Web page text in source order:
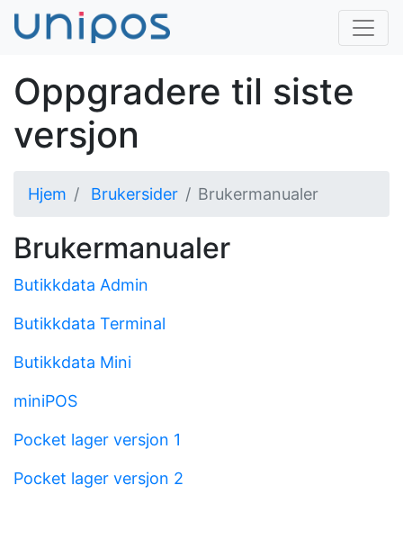
Oppgradere til siste
versjon
Hjem Brukersider Brukermanualer
Brukermanualer
Butikkdata Admin
Butikkdata Terminal
Butikkdata Mini
miniPOS
Pocket lager versjon 1
Pocket lager versjon 2